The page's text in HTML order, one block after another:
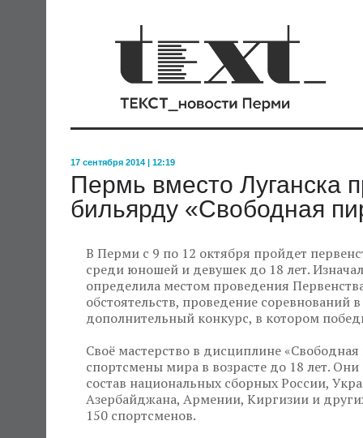
17 сентября 2014 | 12:19
Пермь вместо Луганска
бильярду «Свободная
В Перми с 9 по 12 октября пройдет
среди юношей и девушек до 18 лет.
определила местом проведения
обстоятельств, проведение
дополнительный конкурс, в котором
Своё мастерство в дисциплине
спортсмены мира в возрасте до 18 лет.
состав национальных сборных России,
Азербайджана, Армении, Киргизии и
150 спортсменов.